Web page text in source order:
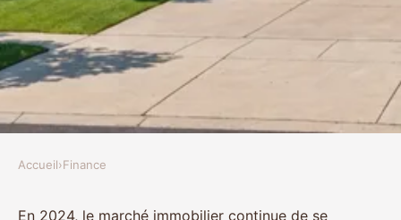
Accueil›Finance
En 2024, le marché immobilier continue de se